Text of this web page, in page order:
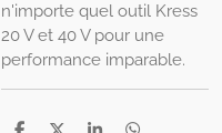
n'importe quel outil Kress
20 V et 40 V pour une
performance imparable.